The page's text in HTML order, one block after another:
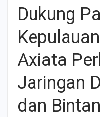
Dukung
Axiata
Jaringan
dan Bintan